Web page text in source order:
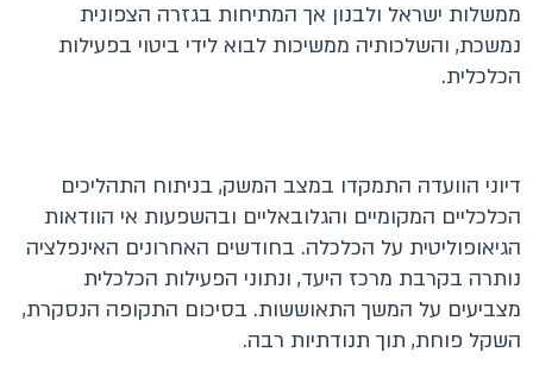
ממשלות ישראל ולבנון אך המתיחות בגזרה הצפונית
נמשכת, והשלכותיה ממשיכות לבוא לידי ביטוי בפעילות
הכלכלית.
דיוני הוועדה התמקדו במצב המשק, בניתוח התהליכים
הכלכליים המקומיים והגלובאליים ובהשפעות אי הוודאות
הגיאופוליטית על הכלכלה. בחודשים האחרונים האינפלציה
נותרה בקרבת מרכז היעד, ונתוני הפעילות הכלכלית
מצביעים על המשך התאוששות. בסיכום התקופה הנסקרת,
השקל פוחת, תוך תנודתיות רבה.